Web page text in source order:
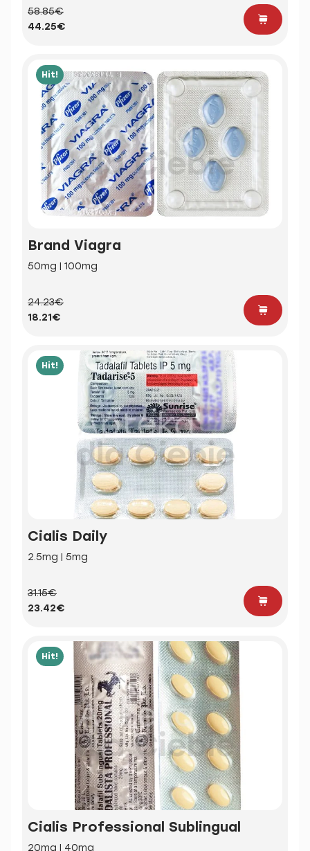
58.85€
44.25€
Hit!
Brand Viagra
50mg | 100mg
24.23€
18.21€
Hit!
Cialis Daily
2.5mg | 5mg
31.15€
23.42€
Hit!
Cialis Professional Sublingual
20mg | 40mg